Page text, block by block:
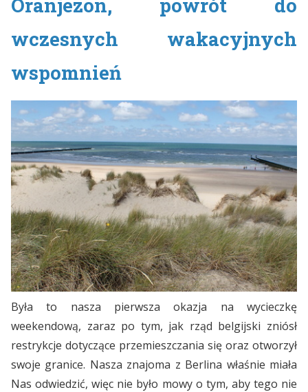
wczesnych wakacyjnych
wspomnień
Była to nasza pierwsza okazja na wycieczkę
weekendową, zaraz po tym, jak rząd belgijski zniósł
restrykcje dotyczące przemieszczania się oraz otworzył
swoje granice. Nasza znajoma z Berlina właśnie miała
Nas odwiedzić, więc nie było mowy o tym, aby tego nie